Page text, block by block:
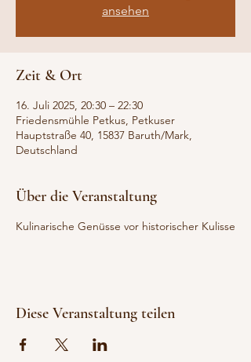
ansehen
Zeit & Ort
16. Juli 2025, 20:30 – 22:30
Friedensmühle Petkus, Petkuser
Hauptstraße 40, 15837 Baruth/Mark,
Deutschland
Über die Veranstaltung
Kulinarische Genüsse vor historischer Kulisse
Diese Veranstaltung teilen